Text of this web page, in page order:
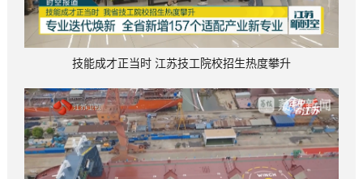
技能成才正当时 江苏技工院校招生热度攀升